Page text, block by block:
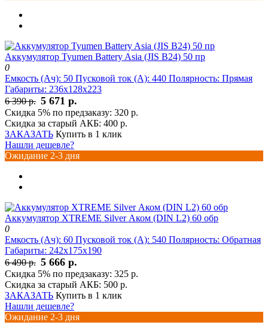
Аккумулятор Tyumen Battery Asia (JIS B24) 50 пр
0
Емкость (Ач): 50 Пусковой ток (А): 440 Полярность: Прямая
Габариты: 236x128x223
6 390 р. 5 671 р.
Скидка 5% по предзаказу: 320 р.
Скидка за старый АКБ: 400 р.
ЗАКАЗАТЬ Купить в 1 клик
Нашли дешевле?
Ожидание 2-3 дня
Аккумулятор XTREME Silver Аком (DIN L2) 60 обр
0
Емкость (Ач): 60 Пусковой ток (А): 540 Полярность: Обратная
Габариты: 242x175x190
6 490 р. 5 666 р.
Скидка 5% по предзаказу: 325 р.
Скидка за старый АКБ: 500 р.
ЗАКАЗАТЬ Купить в 1 клик
Нашли дешевле?
Ожидание 2-3 дня